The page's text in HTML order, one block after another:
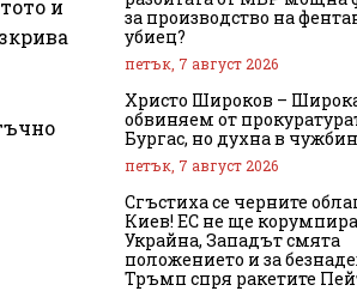
и
за производство на
убиец?
петък, 7 август 2026
Христо Широков –
обвиняем от
Бургас, но духна в
петък, 7 август 2026
Сгъстиха се черните
Киев! ЕС не ще
Украйна, Западът смята
положението и за
Тръмп спря ракетите